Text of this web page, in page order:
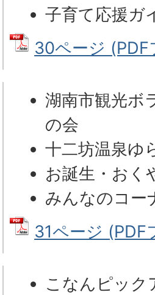
子育て応援ガ
30ページ (PDF
湖南市観光ボ
の会
十二坊温泉ゆ
お誕生・おく
みんなのコー
31ページ
こなんピック